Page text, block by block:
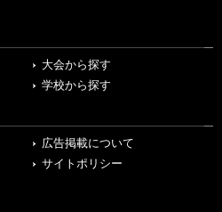
大会から探す
学校から探す
広告掲載について
サイトポリシー